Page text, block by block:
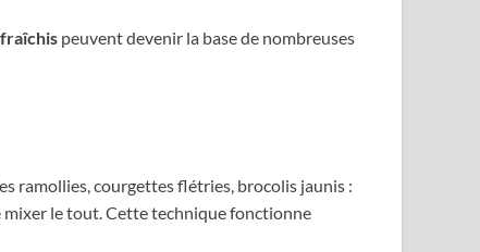
peuvent devenir la base de nombreuses
ramollies, courgettes flétries, brocolis jaunis :
le tout. Cette technique fonctionne